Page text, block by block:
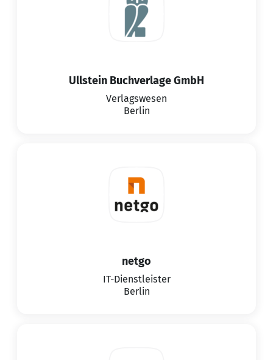
Ullstein Buchverlage GmbH
Verlagswesen
Berlin
netgo
IT-Dienstleister
Berlin